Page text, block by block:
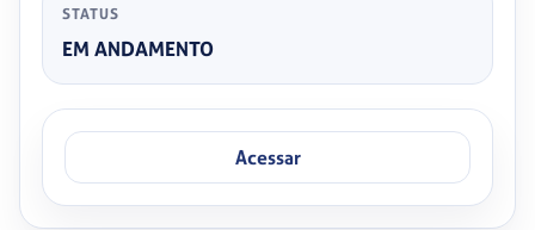
STATUS
EM ANDAMENTO
Acessar